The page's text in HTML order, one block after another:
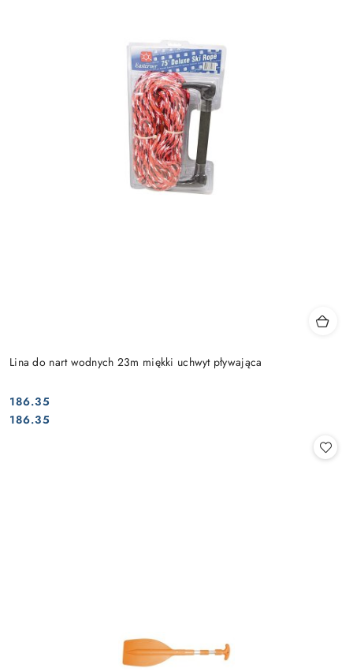
Lina do nart wodnych 23m miękki uchwyt pływająca
Cena:
186.35
Cena:
186.35